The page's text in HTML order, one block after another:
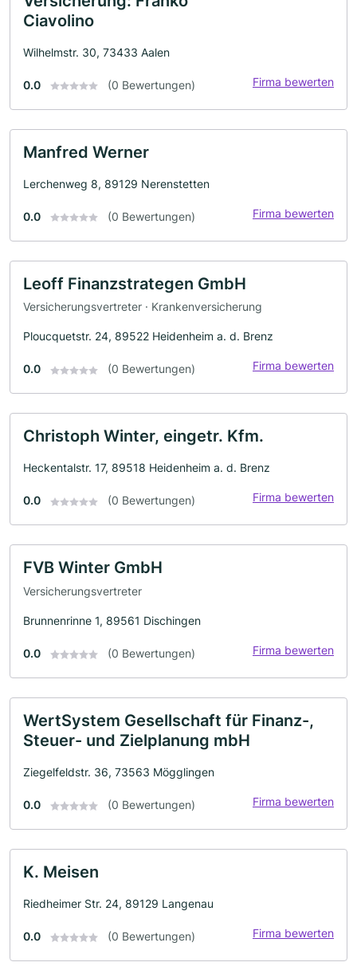
Ciavolino
Wilhelmstr. 30, 73433 Aalen
0.0 (0 Bewertungen) Firma bewerten
Manfred Werner
Lerchenweg 8, 89129 Nerenstetten
0.0 (0 Bewertungen) Firma bewerten
Leoff Finanzstrategen GmbH
Versicherungsvertreter · Krankenversicherung
Ploucquetstr. 24, 89522 Heidenheim a. d. Brenz
0.0 (0 Bewertungen) Firma bewerten
Christoph Winter, eingetr. Kfm.
Heckentalstr. 17, 89518 Heidenheim a. d. Brenz
0.0 (0 Bewertungen) Firma bewerten
FVB Winter GmbH
Versicherungsvertreter
Brunnenrinne 1, 89561 Dischingen
0.0 (0 Bewertungen) Firma bewerten
WertSystem Gesellschaft für Finanz-,
Steuer- und Zielplanung mbH
Ziegelfeldstr. 36, 73563 Mögglingen
0.0 (0 Bewertungen) Firma bewerten
K. Meisen
Riedheimer Str. 24, 89129 Langenau
0.0 (0 Bewertungen) Firma bewerten